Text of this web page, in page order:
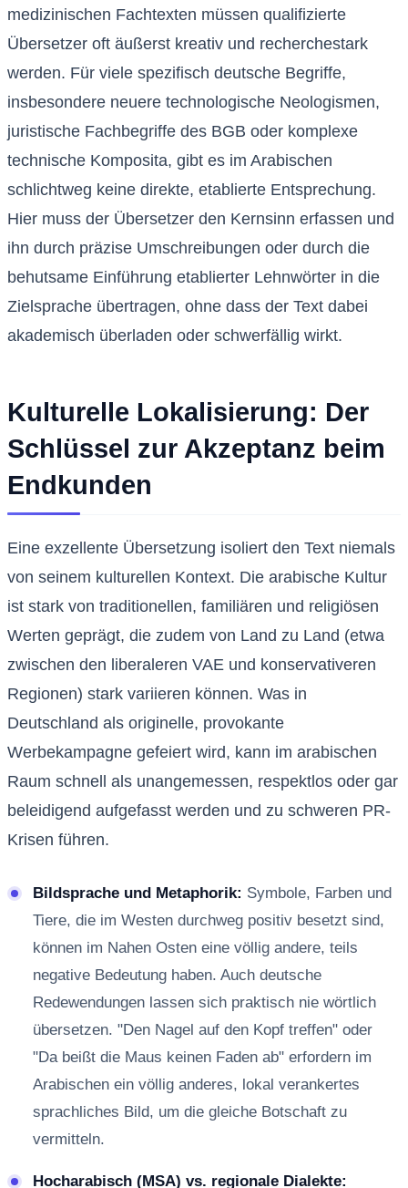
medizinischen Fachtexten müssen qualifizierte
Übersetzer oft äußerst kreativ und recherchestark
werden. Für viele spezifisch deutsche Begriffe,
insbesondere neuere technologische Neologismen,
juristische Fachbegriffe des BGB oder komplexe
technische Komposita, gibt es im Arabischen
schlichtweg keine direkte, etablierte Entsprechung.
Hier muss der Übersetzer den Kernsinn erfassen und
ihn durch präzise Umschreibungen oder durch die
behutsame Einführung etablierter Lehnwörter in die
Zielsprache übertragen, ohne dass der Text dabei
akademisch überladen oder schwerfällig wirkt.
Kulturelle Lokalisierung: Der
Schlüssel zur Akzeptanz beim
Endkunden
Eine exzellente Übersetzung isoliert den Text niemals
von seinem kulturellen Kontext. Die arabische Kultur
ist stark von traditionellen, familiären und religiösen
Werten geprägt, die zudem von Land zu Land (etwa
zwischen den liberaleren VAE und konservativeren
Regionen) stark variieren können. Was in
Deutschland als originelle, provokante
Werbekampagne gefeiert wird, kann im arabischen
Raum schnell als unangemessen, respektlos oder gar
beleidigend aufgefasst werden und zu schweren PR-
Krisen führen.
Bildsprache und Metaphorik: Symbole, Farben und
Tiere, die im Westen durchweg positiv besetzt sind,
können im Nahen Osten eine völlig andere, teils
negative Bedeutung haben. Auch deutsche
Redewendungen lassen sich praktisch nie wörtlich
übersetzen. "Den Nagel auf den Kopf treffen" oder
"Da beißt die Maus keinen Faden ab" erfordern im
Arabischen ein völlig anderes, lokal verankertes
sprachliches Bild, um die gleiche Botschaft zu
vermitteln.
Hocharabisch (MSA) vs. regionale Dialekte: